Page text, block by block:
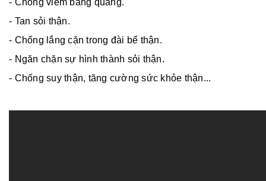
- Chống viêm bàng quang.
- Tan sỏi thận.
- Chống lắng cặn trong đài bể thận.
- Ngăn chặn sự hình thành sỏi thận.
- Chống suy thận, tăng cường sức khỏe thận...